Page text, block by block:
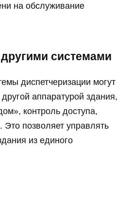
на обслуживание
другими системами
диспетчеризации могут
другой аппаратурой здания,
контроль доступа,
позволяет управлять
из единого